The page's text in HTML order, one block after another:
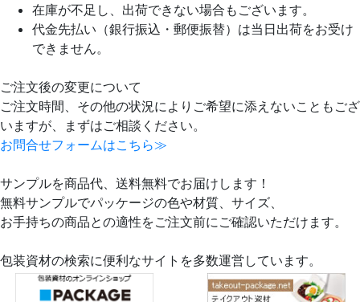
在庫が不足し、出荷できない場合もございます。
代金先払い（銀行振込・郵便振替）は当日出荷をお受け
できません。
ご注文後の変更について
ご注文時間、その他の状況によりご希望に添えないこともござ
いますが、まずはご相談ください。
お問合せフォームはこちら≫
サンプルを商品代、送料無料でお届けします！
無料サンプルでパッケージの色や材質、サイズ、
お手持ちの商品との適性をご注文前にご確認いただけます。
包装資材の検索に便利なサイトを多数運営しています。